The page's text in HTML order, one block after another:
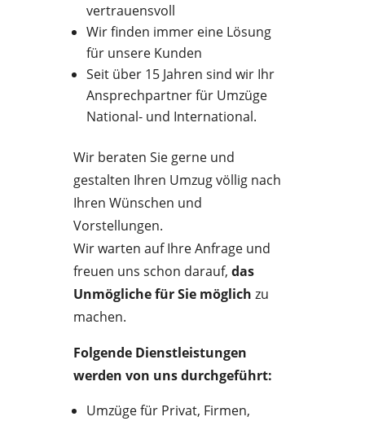
vertrauensvoll
Wir finden immer eine Lösung
für unsere Kunden
Seit über 15 Jahren sind wir Ihr
Ansprechpartner für Umzüge
National- und International.
Wir beraten Sie gerne und
gestalten Ihren Umzug völlig nach
Ihren Wünschen und
Vorstellungen.
Wir warten auf Ihre Anfrage und
freuen uns schon darauf, das
Unmögliche für Sie möglich zu
machen.
Folgende Dienstleistungen
werden von uns durchgeführt:
Umzüge für Privat, Firmen,